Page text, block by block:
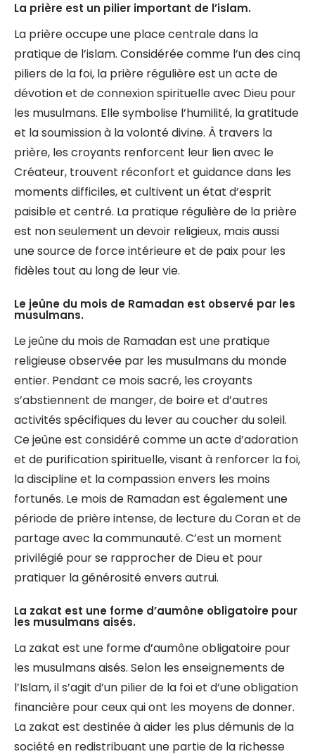
La prière est un pilier important de l’islam.
La prière occupe une place centrale dans la
pratique de l’islam. Considérée comme l’un des cinq
piliers de la foi, la prière régulière est un acte de
dévotion et de connexion spirituelle avec Dieu pour
les musulmans. Elle symbolise l’humilité, la gratitude
et la soumission à la volonté divine. À travers la
prière, les croyants renforcent leur lien avec le
Créateur, trouvent réconfort et guidance dans les
moments difficiles, et cultivent un état d’esprit
paisible et centré. La pratique régulière de la prière
est non seulement un devoir religieux, mais aussi
une source de force intérieure et de paix pour les
fidèles tout au long de leur vie.
Le jeûne du mois de Ramadan est observé par les
musulmans.
Le jeûne du mois de Ramadan est une pratique
religieuse observée par les musulmans du monde
entier. Pendant ce mois sacré, les croyants
s’abstiennent de manger, de boire et d’autres
activités spécifiques du lever au coucher du soleil.
Ce jeûne est considéré comme un acte d’adoration
et de purification spirituelle, visant à renforcer la foi,
la discipline et la compassion envers les moins
fortunés. Le mois de Ramadan est également une
période de prière intense, de lecture du Coran et de
partage avec la communauté. C’est un moment
privilégié pour se rapprocher de Dieu et pour
pratiquer la générosité envers autrui.
La zakat est une forme d’aumône obligatoire pour
les musulmans aisés.
La zakat est une forme d’aumône obligatoire pour
les musulmans aisés. Selon les enseignements de
l’Islam, il s’agit d’un pilier de la foi et d’une obligation
financière pour ceux qui ont les moyens de donner.
La zakat est destinée à aider les plus démunis de la
société en redistribuant une partie de la richesse